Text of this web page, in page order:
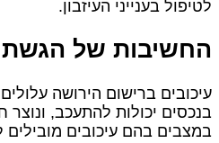
לטיפול בענייני העיזבון.
החשיבות של הגשת
עיכובים ברישום הירושה
בנכסים יכולות להתעכב,
במצבים בהם עיכובים מובילים